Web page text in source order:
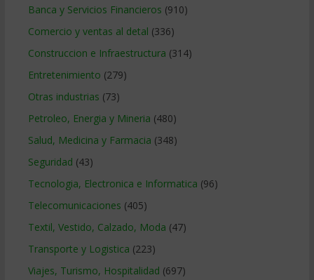
Banca y Servicios Financieros (910)
Comercio y ventas al detal (336)
Construccion e Infraestructura (314)
Entretenimiento (279)
Otras industrias (73)
Petroleo, Energia y Mineria (480)
Salud, Medicina y Farmacia (348)
Seguridad (43)
Tecnologia, Electronica e Informatica (96)
Telecomunicaciones (405)
Textil, Vestido, Calzado, Moda (47)
Transporte y Logistica (223)
Viajes, Turismo, Hospitalidad (697)